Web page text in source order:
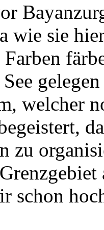
wie sie
welcher
zu
schon